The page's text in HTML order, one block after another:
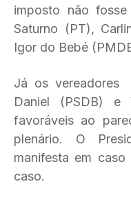
imposto não
Saturno (PT),
Igor do Bebé
Já os vereadores
Daniel (PSDB) e
favoráveis ao
plenário. O
manifesta em
caso.